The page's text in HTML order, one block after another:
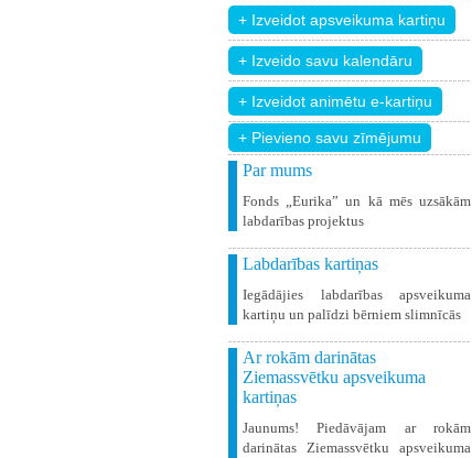
+ Pievieno savu zīmējumu
Par mums
Fonds „Eurika” un kā mēs uzsākām
labdarības projektus
Labdarības kartiņas
Iegādājies labdarības apsveikuma
kartiņu un palīdzi bērniem slimnīcās
Ar rokām darinātas
Ziemassvētku apsveikuma
kartiņas
Jaunums! Piedāvājam ar rokām
darinātas Ziemassvētku apsveikuma